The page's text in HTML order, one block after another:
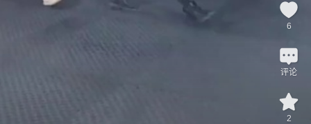
6
评论
2